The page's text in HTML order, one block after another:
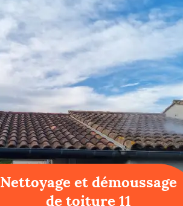
Nettoyage et démoussage
de toiture 11